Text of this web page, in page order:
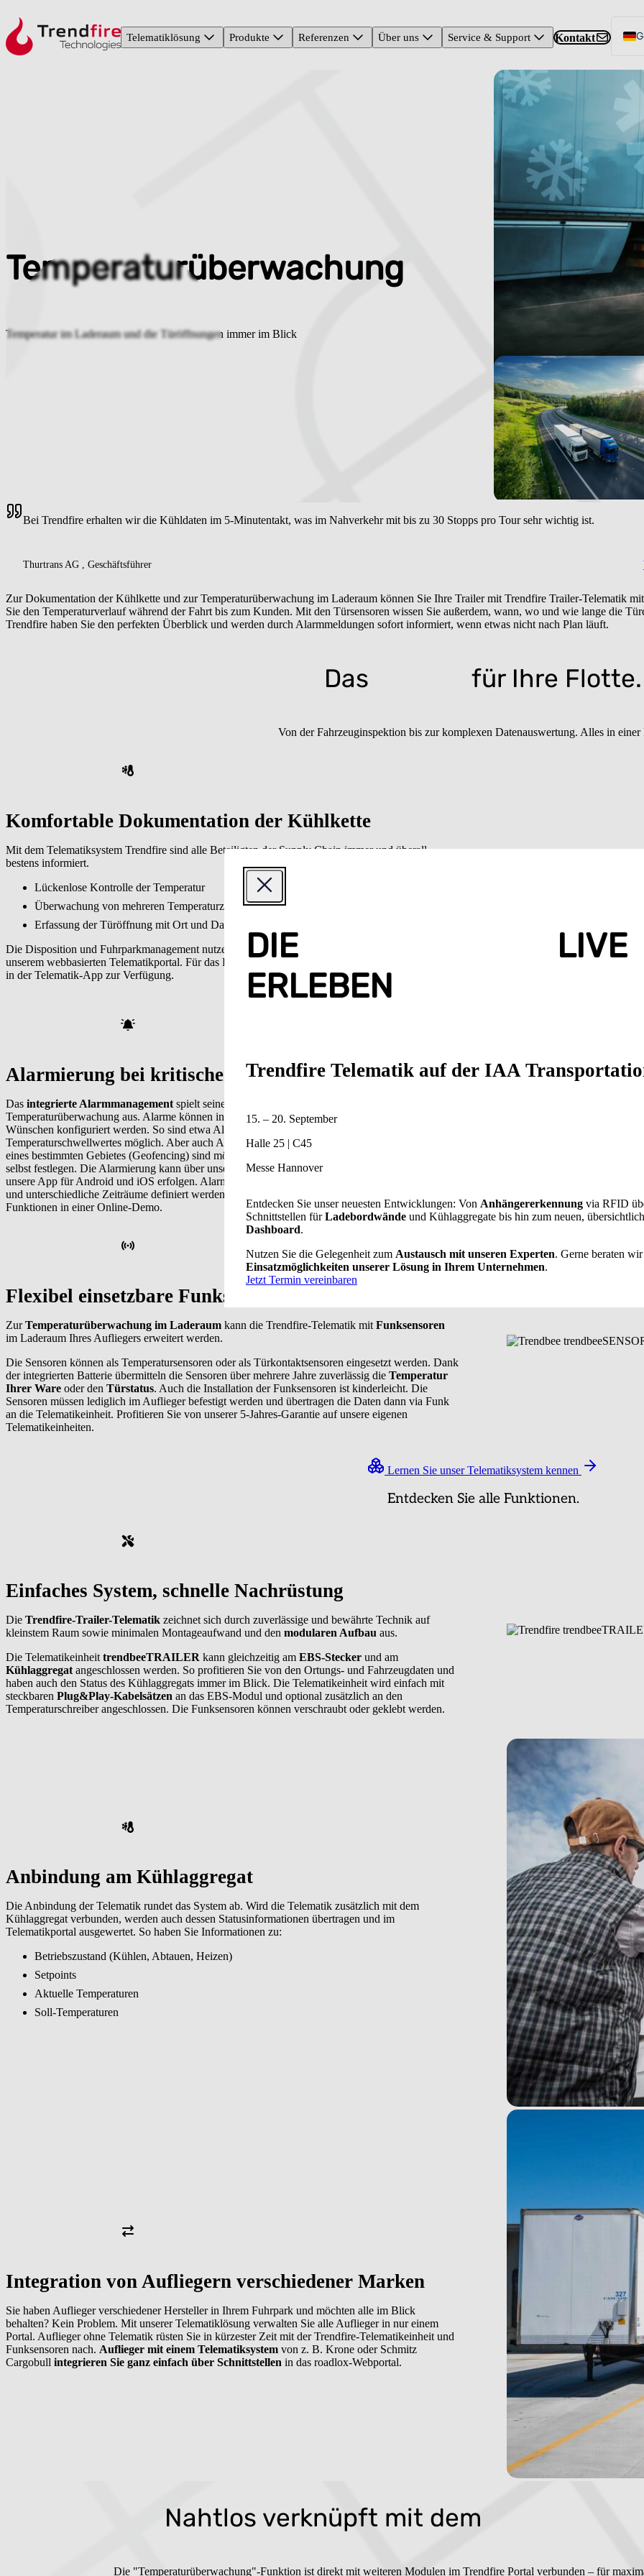
Telematiklösung Produkte Referenzen Über uns Service & Support Kontakt
Temperaturüberwachung
Temperatur im Laderaum und die Türöffnungen immer im Blick
Bei Trendfire erhalten wir die Kühldaten im 5-Minutentakt, was im Nahverkehr mit bis zu 30 Stopps pro Tour sehr wichtig ist.
Thurtrans AG , Geschäftsführer
Zur Dokumentation der Kühlkette und zur Temperaturüberwachung im Laderaum können Sie Ihre Trailer mit Trendfire Trailer-Telematik
Sie den Temperaturverlauf während der Fahrt bis zum Kunden. Mit den Türsensoren wissen Sie außerdem, wann, wo und wie lange die
Trendfire haben Sie den perfekten Überblick und werden durch Alarmmeldungen sofort informiert, wenn etwas nicht nach Plan läuft.
Das für Ihre Flotte.
Von der Fahrzeuginspektion bis zur komplexen Datenauswertung. Alles in einer
Komfortable Dokumentation der Kühlkette
Mit dem Telematiksystem Trendfire sind alle Beteiligten der Supply Chain immer und überall
bestens informiert.
Lückenlose Kontrolle der Temperatur
Überwachung von mehreren Temperaturzonen
Erfassung der Türöffnung mit Ort und Dauer
Die Disposition und Fuhrparkmanagement nutzen die
vielfältigen Auswertungen und Reports
unserem webbasierten Telematikportal. Für das Fahrpersonal stehen die aktuellen Temperaturdaten
in der Telematik-App zur Verfügung.
Alarmierung bei kritischen Ereignissen
Das integrierte Alarmmanagement spielt seine Stärken besonders bei der
Temperaturüberwachung aus. Alarme können in unserem Telematiksystem individuell nach Ihren
Wünschen konfiguriert werden. So sind etwa Alarme bei Über- oder Unterschreitung eines
Temperaturschwellwertes möglich. Aber auch Alarme beim Öffnen einer Tür oder beim Befahren
eines bestimmten Gebietes (Geofencing) sind möglich. Auch die Art der Alarmierung können Sie
selbst festlegen. Die Alarmierung kann über unser Online-Telematikportal, per E-Mail oder über
unsere App für Android und iOS erfolgen. Alarme können individuell für verschiedene Personen
und unterschiedliche Zeiträume definiert werden. Gerne zeigen wir Ihnen diese vielfältigen
Funktionen in einer Online-Demo.
Flexibel einsetzbare Funksensoren
ZurTemperaturüberwachung im Laderaum kann die Trendfire-Telematik mit Funksensoren
im Laderaum Ihres Aufliegers erweitert werden.
Die Sensoren können als Temperatursensoren oder als Türkontaktsensoren eingesetzt werden. Dank
der integrierten Batterie übermitteln die Sensoren über mehrere Jahre zuverlässig die Temperatur
Ihrer Ware oder den Türstatus. Auch die Installation der Funksensoren ist kinderleicht. Die
Sensoren müssen lediglich im Auflieger befestigt werden und übertragen die Daten dann via Funk
an die Telematikeinheit. Profitieren Sie von unserer 5-Jahres-Garantie auf unsere eigenen
Telematikeinheiten.
Lernen Sie unser Telematiksystem kennen
Entdecken Sie alle Funktionen.
Einfaches System, schnelle Nachrüstung
Die Trendfire-Trailer-Telematik zeichnet sich durch zuverlässige und bewährte Technik auf
kleinstem Raum sowie minimalen Montageaufwand und den modularen Aufbau aus.
Die TelematikeinheittrendbeeTRAILER kann gleichzeitig am EBS-Stecker und am
Kühlaggregatangeschlossen werden. So profitieren Sie von den Ortungs- und Fahrzeugdaten und
haben auch den Status des Kühlaggregats immer im Blick. Die Telematikeinheit wird einfach mit
steckbaren Plug&Play-Kabelsätzen an das EBS-Modul und optional zusätzlich an den
Temperaturschreiber angeschlossen. Die Funksensoren können verschraubt oder geklebt werden.
Anbindung am Kühlaggregat
Die Anbindung der Telematik rundet das System ab. Wird die Telematik zusätzlich mit dem
Kühlaggregat verbunden, werden auch dessen Statusinformationen übertragen und im
Telematikportal ausgewertet. So haben Sie Informationen zu:
Betriebszustand (Kühlen, Abtauen, Heizen)
Setpoints
Aktuelle Temperaturen
Soll-Temperaturen
Integration von Aufliegern verschiedener Marken
Sie haben Auflieger verschiedener Hersteller in Ihrem Fuhrpark und möchten alle im Blick
behalten? Kein Problem. Mit unserer Telematiklösung verwalten Sie alle Auflieger in nur einem
Portal. Auflieger ohne Telematik rüsten Sie in kürzester Zeit mit der Trendfire-Telematikeinheit und
Funksensoren nach. Auflieger mit einem Telematiksystem von z. B. Krone oder Schmitz
Cargobull integrieren Sie ganz einfach über Schnittstellen in das roadlox-Webportal.
Nahtlos verknüpft mit dem
Die "Temperaturüberwachung"-Funktion ist direkt mit weiteren Modulen im Trendfire Portal verbunden – für
DIE
LIVE
ERLEBEN
Trendfire Telematik auf der IAA
15. – 20. September
Halle 25 | C45
Messe Hannover
Entdecken Sie unser neuesten Entwicklungen: Von Anhängererkennungvia RFID
Schnittstellen fürLadebordwändeund Kühlaggregate bis hin zum neuen,
Dashboard.
Nutzen Sie die Gelegenheit zum Austausch mit unseren Experten. Gerne beraten
Einsatzmöglichkeiten unserer Lösung in Ihrem Unternehmen.
Jetzt Termin vereinbaren